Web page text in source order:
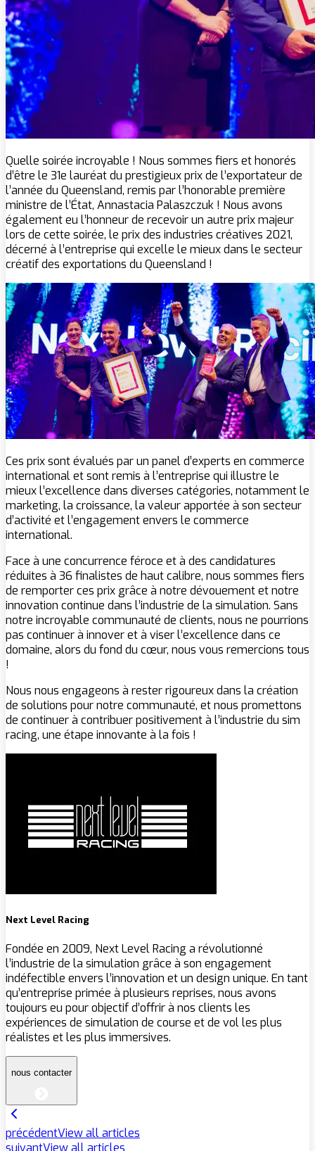
Quelle soirée incroyable ! Nous sommes fiers et honorés
d’être le 31e lauréat du prestigieux prix de l’exportateur de
l’année du Queensland, remis par l’honorable première
ministre de l’État, Annastacia Palaszczuk ! Nous avons
également eu l’honneur de recevoir un autre prix majeur
lors de cette soirée, le prix des industries créatives 2021,
décerné à l’entreprise qui excelle le mieux dans le secteur
créatif des exportations du Queensland !
Ces prix sont évalués par un panel d’experts en commerce
international et sont remis à l’entreprise qui illustre le
mieux l’excellence dans diverses catégories, notamment le
marketing, la croissance, la valeur apportée à son secteur
d’activité et l’engagement envers le commerce
international.
Face à une concurrence féroce et à des candidatures
réduites à 36 finalistes de haut calibre, nous sommes fiers
de remporter ces prix grâce à notre dévouement et notre
innovation continue dans l’industrie de la simulation. Sans
notre incroyable communauté de clients, nous ne pourrions
pas continuer à innover et à viser l’excellence dans ce
domaine, alors du fond du cœur, nous vous remercions tous
!
Nous nous engageons à rester rigoureux dans la création
de solutions pour notre communauté, et nous promettons
de continuer à contribuer positivement à l’industrie du sim
racing, une étape innovante à la fois !
Next Level Racing
Fondée en 2009, Next Level Racing a révolutionné
l’industrie de la simulation grâce à son engagement
indéfectible envers l’innovation et un design unique. En tant
qu’entreprise primée à plusieurs reprises, nous avons
toujours eu pour objectif d’offrir à nos clients les
expériences de simulation de course et de vol les plus
réalistes et les plus immersives.
nous contacter
précédentView all articles